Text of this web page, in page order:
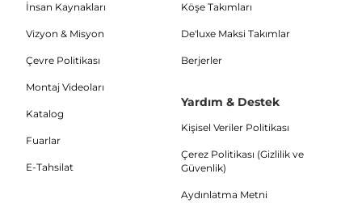
İnsan Kaynakları
Vizyon & Misyon
Çevre Politikası
Montaj Videoları
Katalog
Fuarlar
E-Tahsilat
Köşe Takımları
De'luxe Maksi Takımlar
Berjerler
Yardım & Destek
Kişisel Veriler Politikası
Çerez Politikası (Gizlilik ve
Güvenlik)
Aydınlatma Metni